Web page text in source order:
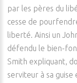
par les pères du
cesse de
liberté. Ainsi un
défendu le bien-
Smith expliquant,
serviteur à sa guise